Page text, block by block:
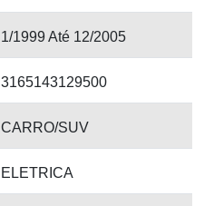
1/1999 Até 12/2005
3165143129500
CARRO/SUV
ELETRICA